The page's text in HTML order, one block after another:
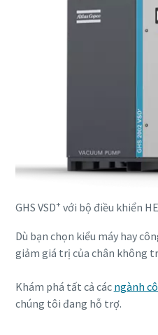
GHS VSD+ với bộ điều khiển
Dù bạn chọn kiểu máy hay
giảm giá trị của chân không
Khám phá tất cả các ngành
chúng tôi đang hỗ trợ.